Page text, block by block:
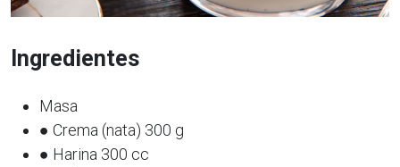
Ingredientes
Masa
● Crema (nata) 300 g
● Harina 300 cc